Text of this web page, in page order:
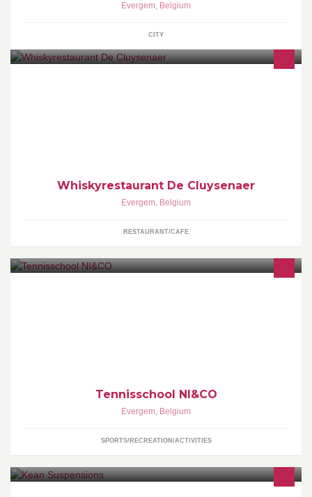
Evergem, Belgium
CITY
Whiskyrestaurant De Cluysenaer
Evergem, Belgium
RESTAURANT/CAFE
Tennisschool NI&CO
Evergem, Belgium
SPORTS/RECREATION/ACTIVITIES